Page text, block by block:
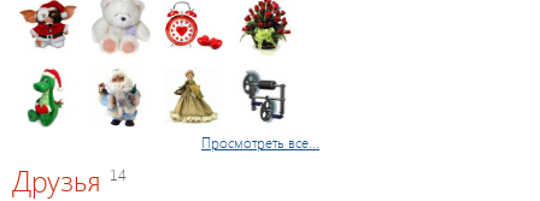
Просмотреть все...
Друзья 14